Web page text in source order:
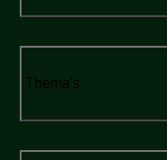
Thema's